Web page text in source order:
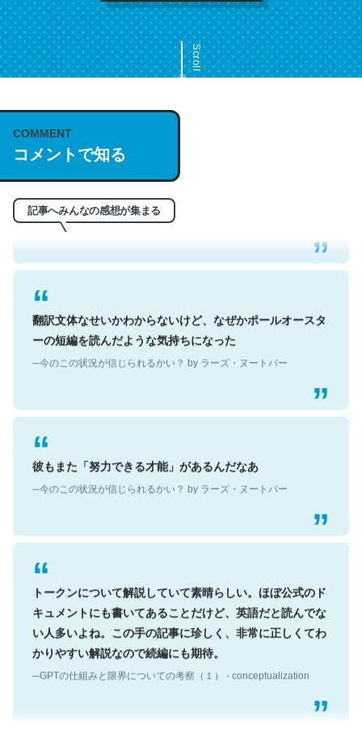
Scroll
COMMENT
コメントで知る
記事へみんなの感想が集まる
これは名文。彼はとてもクレバーなんだろうなと凄く思
う。英語少しでも読める人は原文もお勧め。自分はこの流
─今のこの状況が信じられるかい？ by ラーズ・ヌートバー
翻訳文体なせいかわからないけど、なぜかポールオースタ
ーの短編を読んだような気持ちになった
─今のこの状況が信じられるかい？ by ラーズ・ヌートバー
彼もまた「努力できる才能」があるんだなあ
─今のこの状況が信じられるかい？ by ラーズ・ヌートバー
トークンについて解説していて素晴らしい。ほぼ公式のド
キュメントにも書いてあることだけど、英語だと読んでな
い人多いよね。この手の記事に珍しく、非常に正しくてわ
かりやすい解説なので続編にも期待。
─GPTの仕組みと限界についての考察（１） - conceptualization